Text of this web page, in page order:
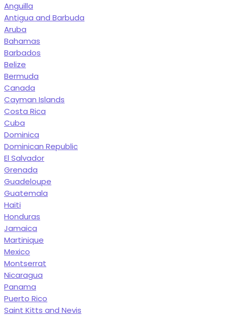
Anguilla
Antigua and Barbuda
Aruba
Bahamas
Barbados
Belize
Bermuda
Canada
Cayman Islands
Costa Rica
Cuba
Dominica
Dominican Republic
El Salvador
Grenada
Guadeloupe
Guatemala
Haiti
Honduras
Jamaica
Martinique
Mexico
Montserrat
Nicaragua
Panama
Puerto Rico
Saint Kitts and Nevis